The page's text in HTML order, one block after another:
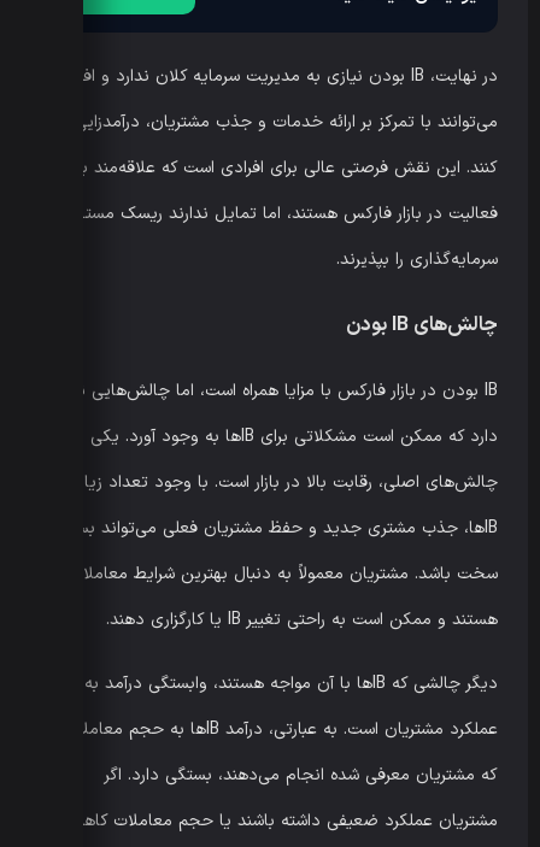
در نهایت، IB بودن نیازی به مدیریت سرمایه کلان ندارد و افراد
می‌توانند با تمرکز بر ارائه خدمات و جذب مشتریان، درآمدزایی
کنند. این نقش فرصتی عالی برای افرادی است که علاقه‌مند به
فعالیت در بازار فارکس هستند، اما تمایل ندارند ریسک مستقیم
سرمایه‌گذاری را بپذیرند.
چالش‌های IB بودن
IB بودن در بازار فارکس با مزایا همراه است، اما چالش‌هایی نیز
دارد که ممکن است مشکلاتی برای IBها به وجود آورد. یکی از
چالش‌های اصلی، رقابت بالا در بازار است. با وجود تعداد زیاد
IBها، جذب مشتری جدید و حفظ مشتریان فعلی می‌تواند بسیار
سخت باشد. مشتریان معمولاً به دنبال بهترین شرایط معاملاتی
هستند و ممکن است به راحتی تغییر IB یا کارگزاری دهند.
دیگر چالشی که IBها با آن مواجه هستند، وابستگی درآمد به
عملکرد مشتریان است. به عبارتی، درآمد IBها به حجم معاملاتی
که مشتریان معرفی شده انجام می‌دهند، بستگی دارد. اگر
مشتریان عملکرد ضعیفی داشته باشند یا حجم معاملات کاهش